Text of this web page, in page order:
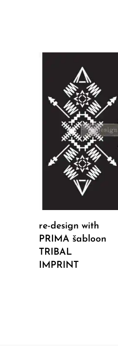
Add To Cart
re-design with
PRIMA šabloon
TRIBAL
IMPRINT